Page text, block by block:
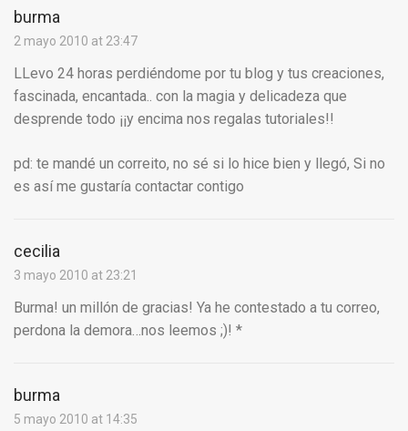
burma
2 mayo 2010 at 23:47
LLevo 24 horas perdiéndome por tu blog y tus creaciones,
fascinada, encantada.. con la magia y delicadeza que
desprende todo ¡¡y encima nos regalas tutoriales!!
pd: te mandé un correito, no sé si lo hice bien y llegó, Si no
es así me gustaría contactar contigo
cecilia
3 mayo 2010 at 23:21
Burma! un millón de gracias! Ya he contestado a tu correo,
perdona la demora…nos leemos ;)! *
burma
5 mayo 2010 at 14:35